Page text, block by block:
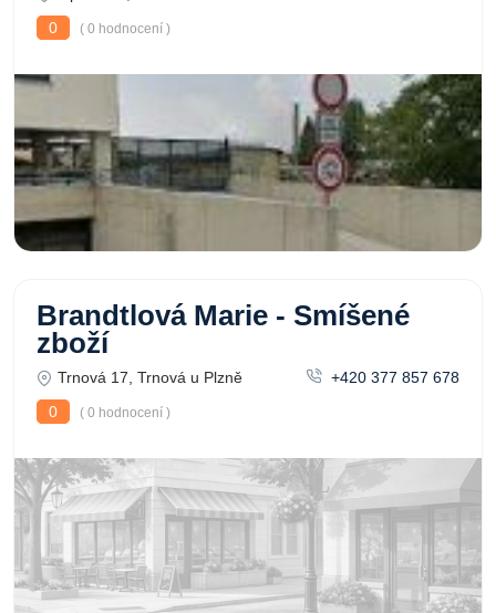
0
( 0 hodnocení )
Brandtlová Marie - Smíšené
zboží
Trnová 17, Trnová u Plzně
+420 377 857 678
0
( 0 hodnocení )